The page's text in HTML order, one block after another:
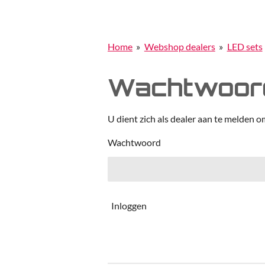
Home » Webshop dealers » LED sets
U dient zich als dealer aan te melden
Wachtwoord
Inloggen